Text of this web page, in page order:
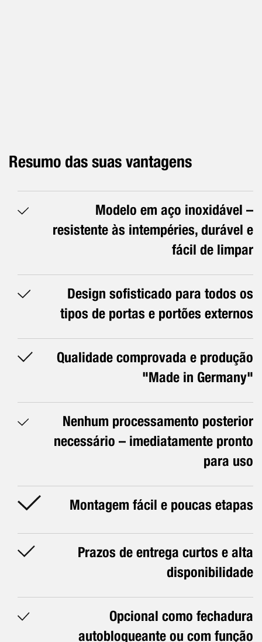
Resumo das suas vantagens
Modelo em aço inoxidável –
resistente às intempéries, durável e
fácil de limpar
Design sofisticado para todos os
tipos de portas e portões externos
Qualidade comprovada e produção
"Made in Germany"
Nenhum processamento posterior
necessário – imediatamente pronto
para uso
Montagem fácil e poucas etapas
Prazos de entrega curtos e alta
disponibilidade
Opcional como fechadura
autobloqueante ou com função